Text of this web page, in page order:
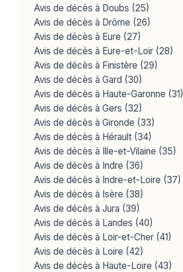
Avis de décès à Doubs (25)
Avis de décès à Drôme (26)
Avis de décès à Eure (27)
Avis de décès à Eure-et-Loir (28)
Avis de décès à Finistère (29)
Avis de décès à Gard (30)
Avis de décès à Haute-Garonne (31)
Avis de décès à Gers (32)
Avis de décès à Gironde (33)
Avis de décès à Hérault (34)
Avis de décès à Ille-et-Vilaine (35)
Avis de décès à Indre (36)
Avis de décès à Indre-et-Loire (37)
Avis de décès à Isère (38)
Avis de décès à Jura (39)
Avis de décès à Landes (40)
Avis de décès à Loir-et-Cher (41)
Avis de décès à Loire (42)
Avis de décès à Haute-Loire (43)